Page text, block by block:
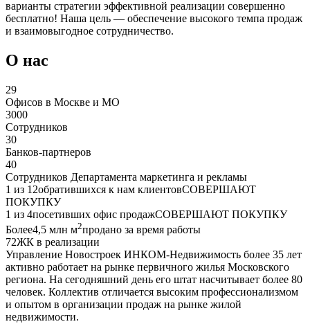
варианты стратегии эффективной реализации совершенно
бесплатно! Наша цель — обеспечение высокого темпа продаж
и взаимовыгодное сотрудничество.
О нас
29
Офисов в Москве и МО
3000
Сотрудников
30
Банков-партнеров
40
Сотрудников Департамента маркетинга и рекламы
1 из 12обратившихся к нам клиентовСОВЕРШАЮТ
ПОКУПКУ
1 из 4посетивших офис продажСОВЕРШАЮТ ПОКУПКУ
Более4,5 млн м2продано за время работы
72ЖК в реализации
Управление Новостроек ИНКОМ-Недвижимость более 35 лет
активно работает на рынке первичного жилья Московского
региона. На сегодняшний день его штат насчитывает более 80
человек. Коллектив отличается высоким профессионализмом
и опытом в организации продаж на рынке жилой
недвижимости.